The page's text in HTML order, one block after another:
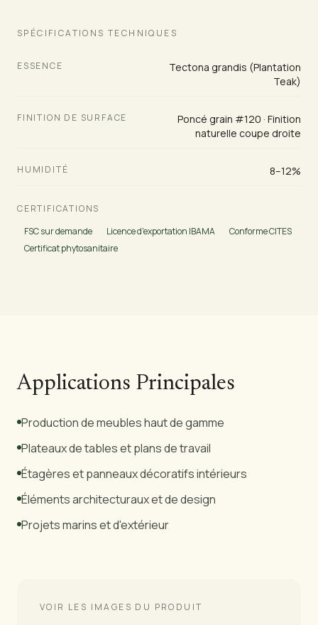
SPÉCIFICATIONS TECHNIQUES
ESSENCE
Tectona grandis (Plantation
Teak)
FINITION DE SURFACE
Poncé grain #120 · Finition
naturelle coupe droite
HUMIDITÉ 8–12%
CERTIFICATIONS
FSC sur demande
Licence d'exportation IBAMA
Conforme CITES
Certificat phytosanitaire
Applications Principales
Production de meubles haut de gamme
Plateaux de tables et plans de travail
Étagères et panneaux décoratifs intérieurs
Éléments architecturaux et de design
Projets marins et d'extérieur
VOIR LES IMAGES DU PRODUIT